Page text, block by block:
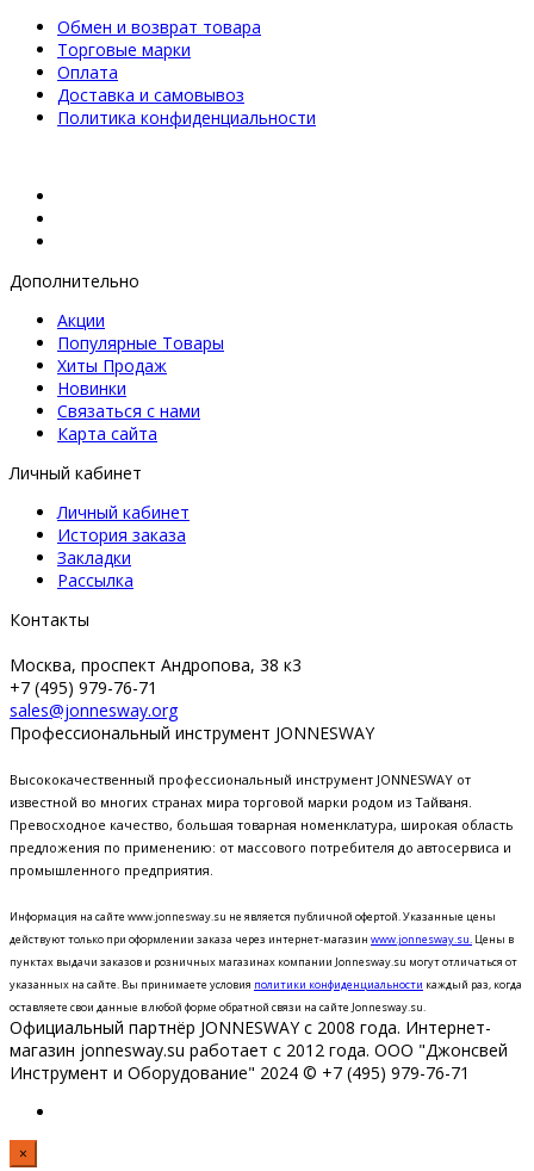
Обмен и возврат товара
Торговые марки
Оплата
Доставка и самовывоз
Политика конфиденциальности
Дополнительно
Акции
Популярные Товары
Хиты Продаж
Новинки
Связаться с нами
Карта сайта
Личный кабинет
Личный кабинет
История заказа
Закладки
Рассылка
Контакты
Москва, проспект Андропова, 38 к3
+7 (495) 979-76-71
sales@jonnesway.org
Профессиональный инструмент JONNESWAY
Высококачественный профессиональный инструмент JONNESWAY от
известной во многих странах мира торговой марки родом из Тайваня.
Превосходное качество, большая товарная номенклатура, широкая область
предложения по применению: от массового потребителя до автосервиса и
промышленного предприятия.
Информация на сайте www.jonnesway.su не является публичной офертой. Указанные цены
действуют только при оформлении заказа через интернет-магазин www.jonnesway.su. Цены в
пунктах выдачи заказов и розничных магазинах компании Jonnesway.su могут отличаться от
указанных на сайте. Вы принимаете условия политики конфиденциальности каждый раз, когда
оставляете свои данные в любой форме обратной связи на сайте Jonnesway.su.
Официальный партнёр JONNESWAY с 2008 года. Интернет-
магазин jonnesway.su работает с 2012 года. ООО "Джонсвей
Инструмент и Оборудование" 2024 © +7 (495) 979-76-71
×